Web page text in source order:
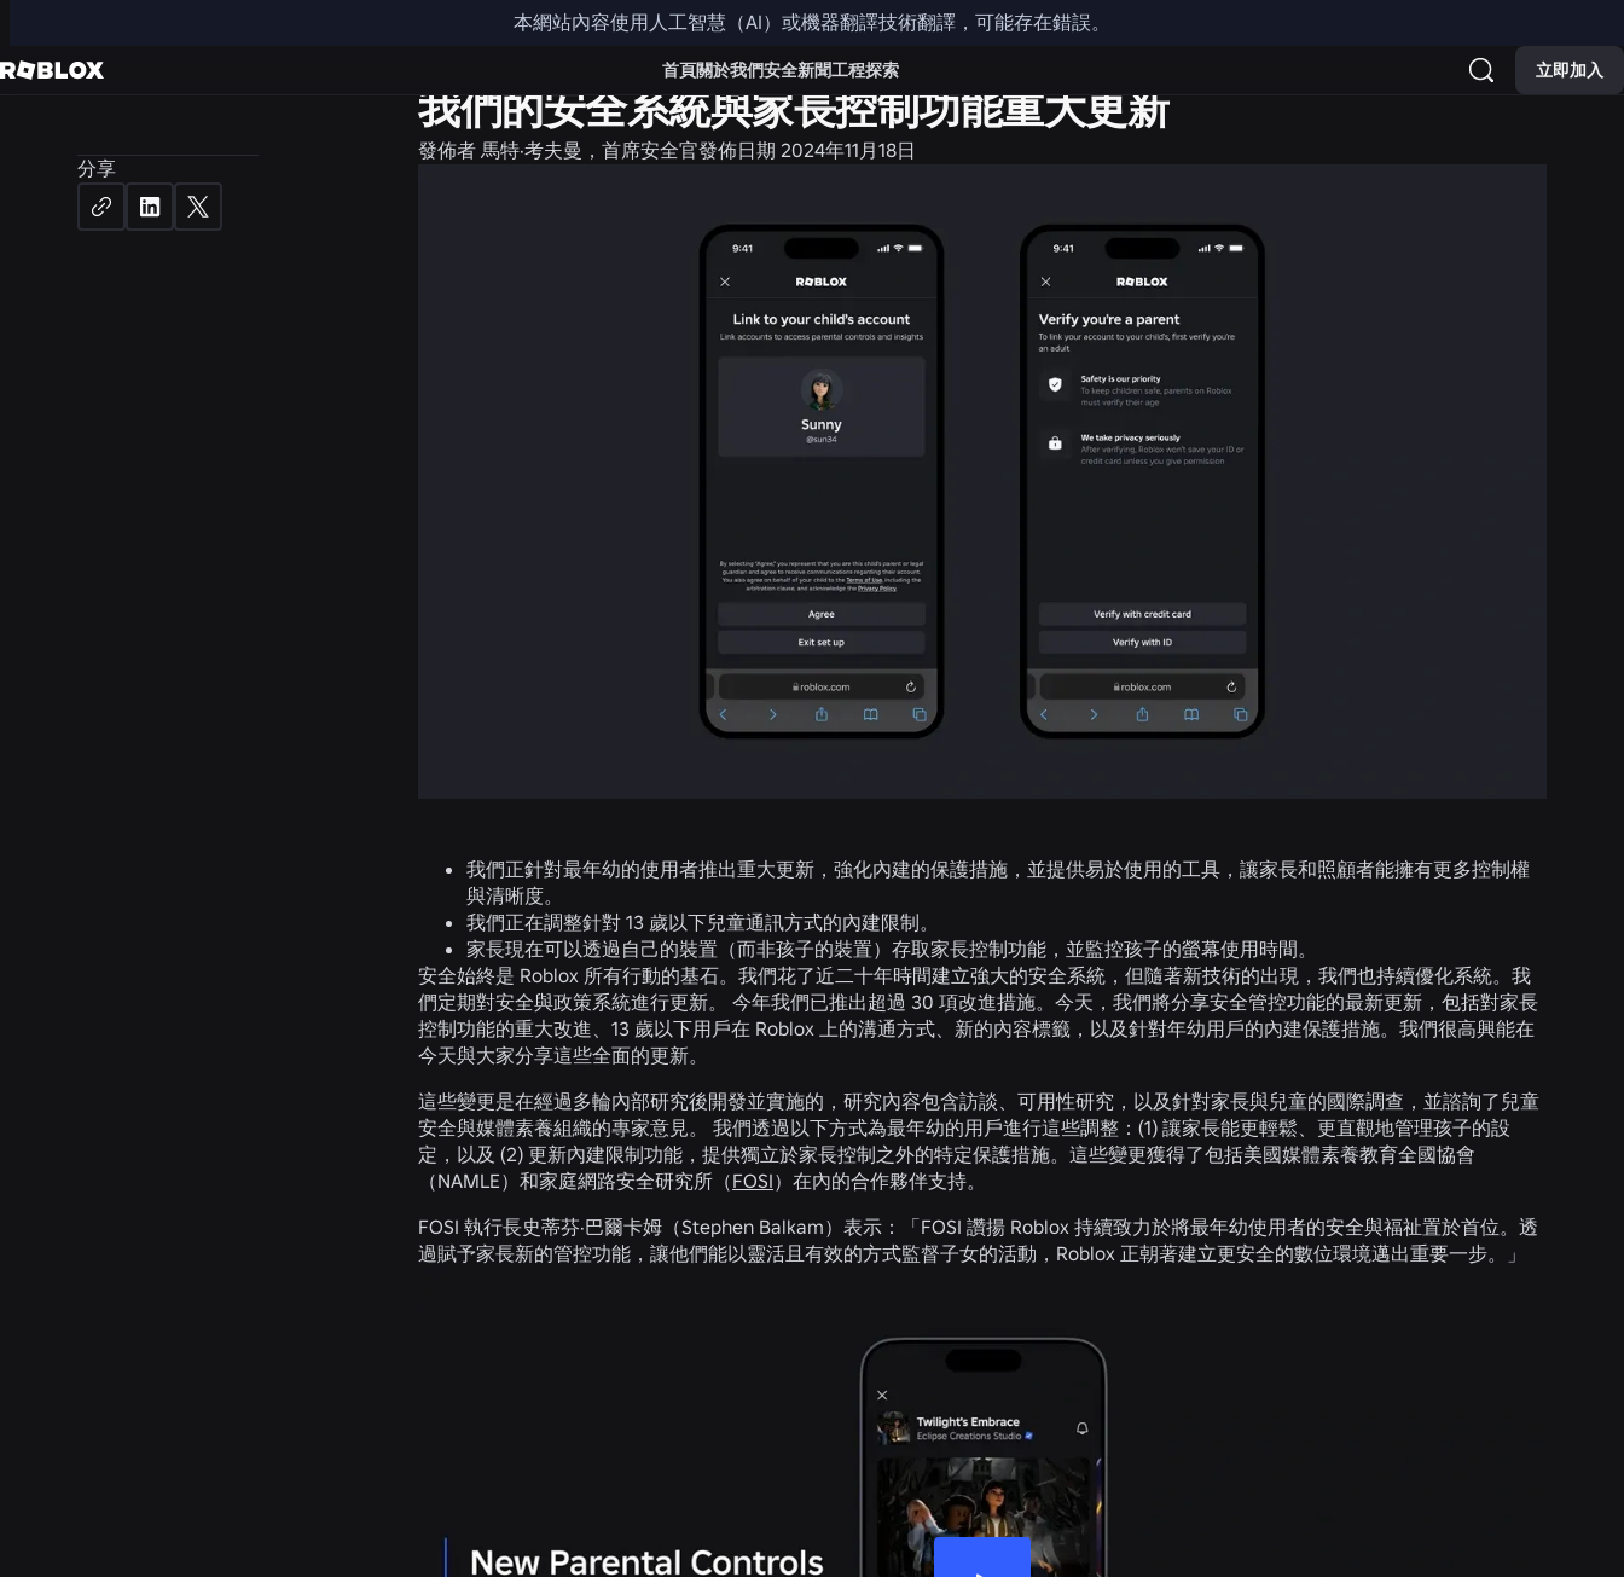
本網站內容使用人工智慧（AI）或機器翻譯技術翻譯，可能存在錯誤。
首頁關於我們安全新聞工程探索 立即加入
分享
產品 安全與文明
我們的安全系統與家長控制功能重大更新
發佈者 馬特·考夫曼，首席安全官發佈日期 2024年11月18日
我們正針對最年幼的使用者推出重大更新，強化內建的保護措施，並提供易於使用的工具，讓家長和照顧者能擁有更多控制權
與清晰度。
我們正在調整針對 13 歲以下兒童通訊方式的內建限制。
家長現在可以透過自己的裝置（而非孩子的裝置）存取家長控制功能，並監控孩子的螢幕使用時間。
安全始終是 Roblox 所有行動的基石。我們花了近二十年時間建立強大的安全系統，但隨著新技術的出現，我們也持續優化系統。我
們定期對安全與政策系統進行更新。 今年我們已推出超過 30 項改進措施。今天，我們將分享安全管控功能的最新更新，包括對家長
控制功能的重大改進、13 歲以下用戶在 Roblox 上的溝通方式、新的內容標籤，以及針對年幼用戶的內建保護措施。我們很高興能在
今天與大家分享這些全面的更新。
這些變更是在經過多輪內部研究後開發並實施的，研究內容包含訪談、可用性研究，以及針對家長與兒童的國際調查，並諮詢了兒童
安全與媒體素養組織的專家意見。 我們透過以下方式為最年幼的用戶進行這些調整：(1) 讓家長能更輕鬆、更直觀地管理孩子的設
定，以及 (2) 更新內建限制功能，提供獨立於家長控制之外的特定保護措施。這些變更獲得了包括美國媒體素養教育全國協會
（NAMLE）和家庭網路安全研究所（FOSI）在內的合作夥伴支持。
FOSI 執行長史蒂芬·巴爾卡姆（Stephen Balkam）表示：「FOSI 讚揚 Roblox 持續致力於將最年幼使用者的安全與福祉置於首位。透
過賦予家長新的管控功能，讓他們能以靈活且有效的方式監督子女的活動，Roblox 正朝著建立更安全的數位環境邁出重要一步。」